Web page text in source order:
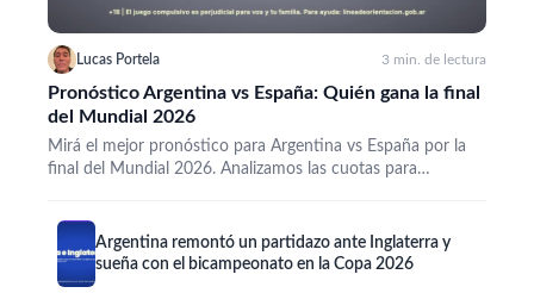
Lucas Portela 3 min. de lectura
Pronóstico Argentina vs España: Quién gana la final
del Mundial 2026
Mirá el mejor pronóstico para Argentina vs España por la
final del Mundial 2026. Analizamos las cuotas para…
Argentina remontó un partidazo ante Inglaterra y
sueña con el bicampeonato en la Copa 2026